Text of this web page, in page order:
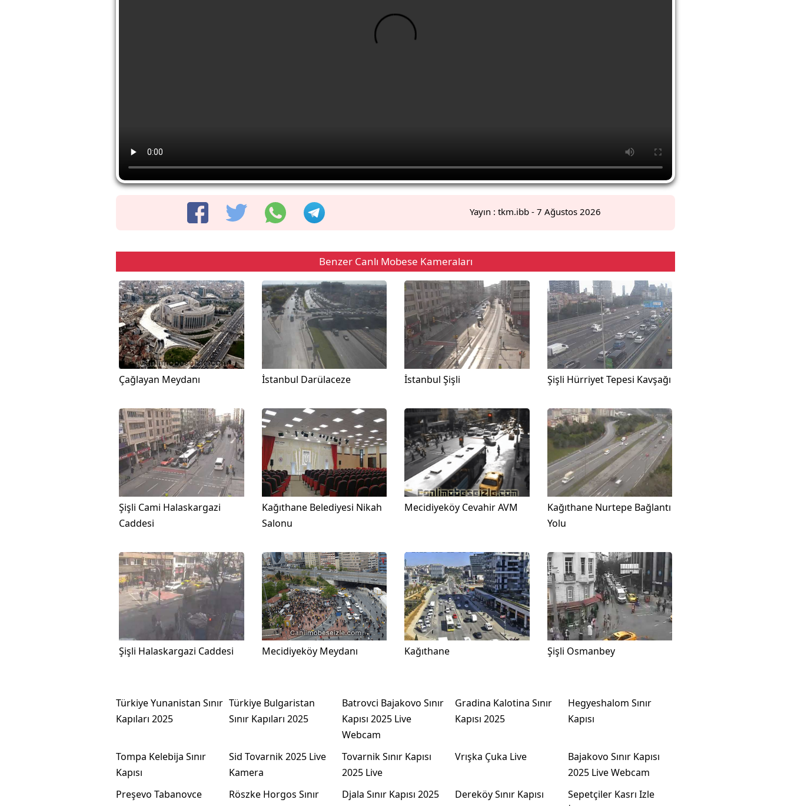
Yayın : tkm.ibb - 7 Ağustos 2026
Benzer Canlı Mobese Kameraları
Çağlayan Meydanı İstanbul Darülaceze İstanbul Şişli Şişli Hürriyet Tepesi Kavşağı
Şişli Cami Halaskargazi
Caddesi
Kağıthane Belediyesi Nikah
Salonu
Mecidiyeköy Cevahir AVM
Kağıthane Nurtepe Bağlantı
Yolu
Şişli Halaskargazi Caddesi Mecidiyeköy Meydanı Kağıthane Şişli Osmanbey
Türkiye Yunanistan Sınır
Kapıları 2025
Türkiye Bulgaristan
Sınır Kapıları 2025
Batrovci Bajakovo Sınır
Kapısı 2025 Live
Webcam
Gradina Kalotina Sınır
Kapısı 2025
Hegyeshalom Sınır
Kapısı
Tompa Kelebija Sınır
Kapısı
Sid Tovarnik 2025 Live
Kamera
Tovarnik Sınır Kapısı
2025 Live
Vrışka Çuka Live
Bajakovo Sınır Kapısı
2025 Live Webcam
Preşevo Tabanovce
Röszke Horgos Sınır
Djala Sınır Kapısı 2025
Dereköy Sınır Kapısı
Sepetçiler Kasrı Izle